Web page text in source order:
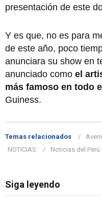
presentación de este
Y es que, no es para
de este año, poco
anunciara su show en
anunciado como el
más famoso en todo
Guiness.
Temas relacionados
NOTICIAS
Noticias del Perú
Siga leyendo